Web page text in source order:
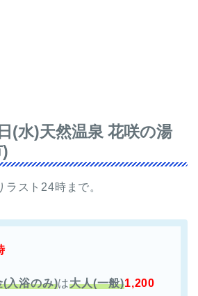
(水)天然温泉 花咲の湯
スト24時まで。
(入浴のみ)は大人(一般)1,200